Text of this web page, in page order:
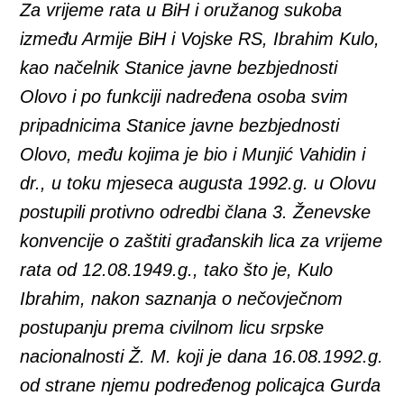
Za vrijeme rata u BiH i oružanog sukoba
između Armije BiH i Vojske RS, Ibrahim Kulo,
kao načelnik Stanice javne bezbjednosti
Olovo i po funkciji nadređena osoba svim
pripadnicima Stanice javne bezbjednosti
Olovo, među kojima je bio i Munjić Vahidin i
dr., u toku mjeseca augusta 1992.g. u Olovu
postupili protivno odredbi člana 3. Ženevske
konvencije o zaštiti građanskih lica za vrijeme
rata od 12.08.1949.g., tako što je, Kulo
Ibrahim, nakon saznanja o nečovječnom
postupanju prema civilnom licu srpske
nacionalnosti Ž. M. koji je dana 16.08.1992.g.
od strane njemu podređenog policajca Gurda